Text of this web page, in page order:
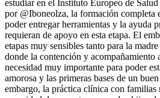
estudiar en el Instituto Europeo de
por @Iboneolza, la formación completa
poder entregar herramientas y la ayuda
requieran de apoyo en esta etapa. El
etapas muy sensibles tanto para la
donde la contención y acompañamiento
necesidad muy importante para poder
amorosa y las primeras bases de un
embargo, la práctica clínica con familias